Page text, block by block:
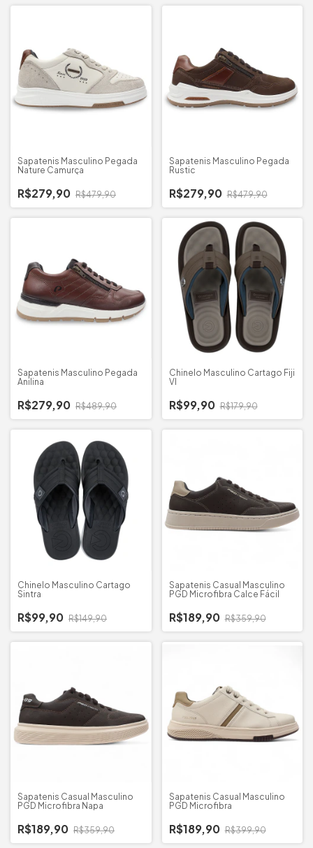
Sapatenis Masculino Pegada
Nature Camurça
R$279,90 R$479,90
Sapatenis Masculino Pegada
Rustic
R$279,90 R$479,90
Sapatenis Masculino Pegada
Anilina
R$279,90 R$489,90
Chinelo Masculino Cartago Fiji
VI
R$99,90 R$179,90
Chinelo Masculino Cartago
Sintra
R$99,90 R$149,90
Sapatenis Casual Masculino
PGD Microfibra Calce Fácil
R$189,90 R$359,90
Sapatenis Casual Masculino
PGD Microfibra Napa
R$189,90 R$359,90
Sapatenis Casual Masculino
PGD Microfibra
R$189,90 R$399,90